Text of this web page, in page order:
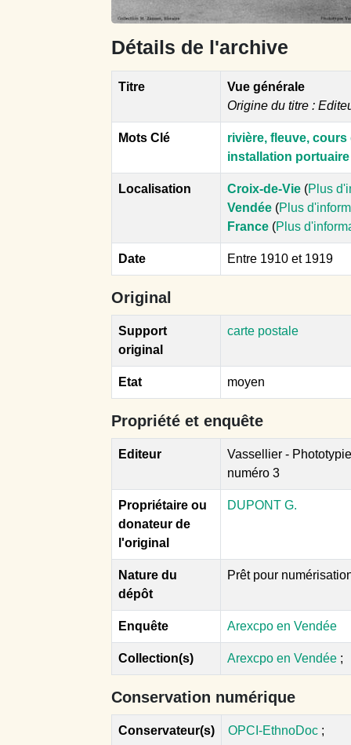
Détails de l'archive
Titre
Vue générale
Origine du titre :
Mots Clé
rivière, fleuve,
installation portuaire
Localisation Croix-de-Vie (Plus
Vendée (Plus
France (Plus
Date Entre 1910 et 1919
Original
Support
original
carte postale
Etat moyen
Propriété et enquête
Editeur
Vassellier -
numéro 3
Propriétaire ou
donateur de
l'original
DUPONT G.
Nature du
dépôt
Prêt pour
Enquête Arexcpo en Vendée
Collection(s) Arexcpo en Vendée ;
Conservation numérique
Conservateur(s) OPCI-EthnoDoc ;